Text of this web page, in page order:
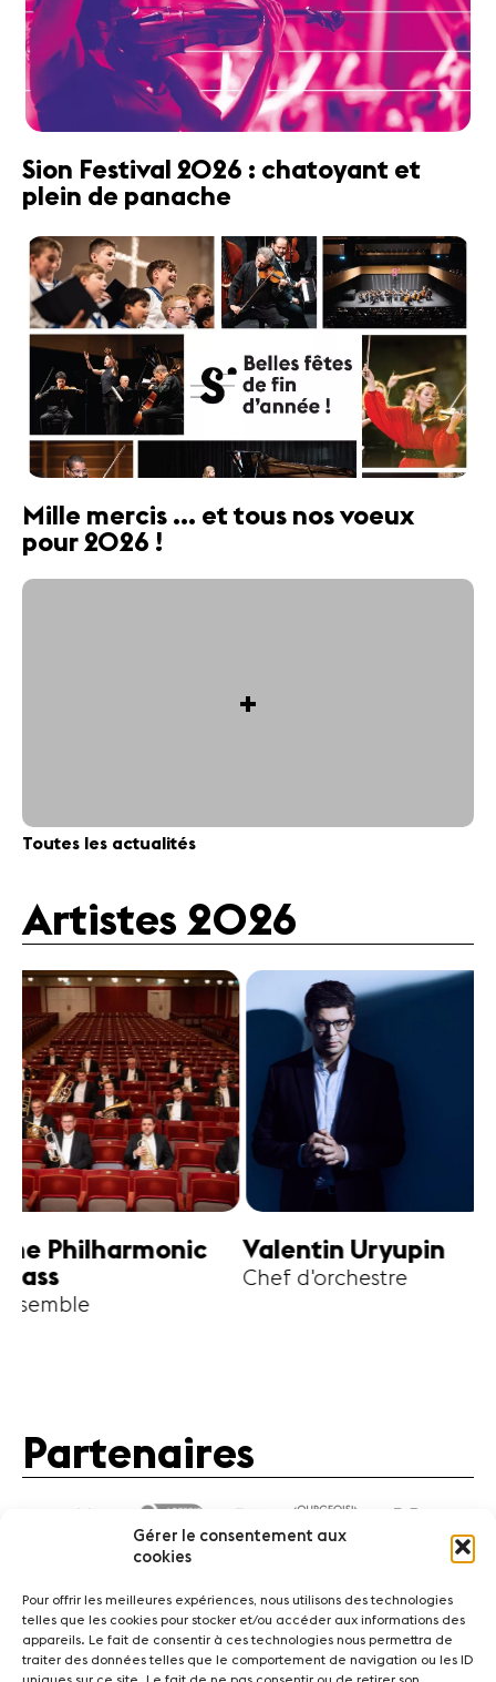
Gérer le consentement aux
cookies
Pour offrir les meilleures expériences, nous utilisons des technologies
telles que les cookies pour stocker et/ou accéder aux informations des
appareils. Le fait de consentir à ces technologies nous permettra de
traiter des données telles que le comportement de navigation ou les ID
Sion Festival 2026 : chatoyant et
plein de panache
Mille mercis ... et tous nos voeux
pour 2026 !
+
Toutes les actualités
Artistes 2026
Valentin Uryupin
Chef d'orchestre
Amihai
Alto
Partenaires
ActualitésConcerts Bénévoles Médiation